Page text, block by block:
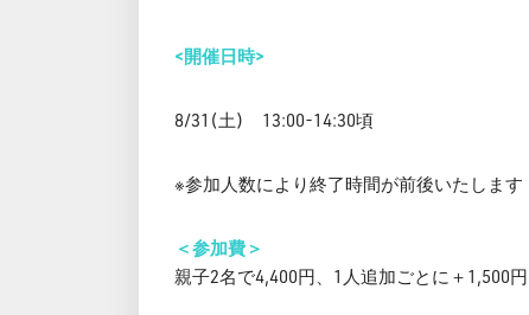
<開催日時>
8/31(土) 13:00-14:30頃
※参加人数により終了時間が前後いたします
＜参加費＞
親子2名で4,400円、1人追加ごとに＋1,500円